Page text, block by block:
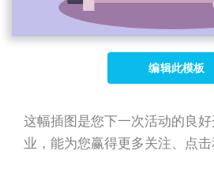
编辑此模板
这幅插图是您下一次活动的良
业，能为您赢得更多关注、点击